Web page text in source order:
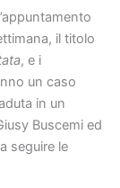
il titolo
, e i
un caso
in un
Buscemi ed
seguire le